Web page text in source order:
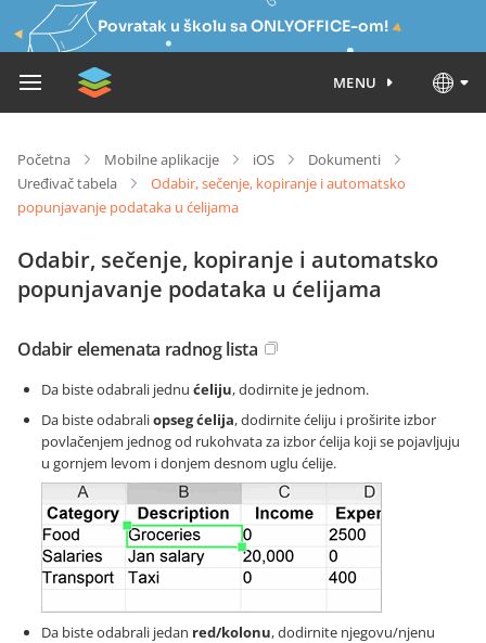
Povratak u školu sa ONLYOFFICE-om!
MENU
Početna Mobilne aplikacije iOS
Dokumenti
Uređivač tabela
Odabir, sečenje, kopiranje i automatsko
popunjavanje podataka u ćelijama
Odabir, sečenje, kopiranje i automatsko
popunjavanje podataka u ćelijama
Odabir elemenata radnog lista
Da biste odabrali jednu ćeliju, dodirnite je jednom.
Da biste odabraliopseg ćelija, dodirnite ćeliju i proširite izbor
povlačenjem jednog od rukohvata za izbor ćelija koji se pojavljuju
u gornjem levom i donjem desnom uglu ćelije.
Da biste odabrali jedan red/kolonu, dodirnite njegovu/njenu